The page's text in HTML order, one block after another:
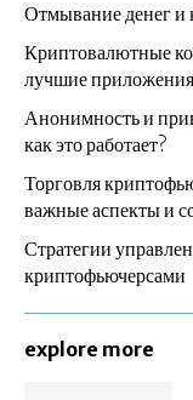
Отмывание денег и
Криптовалютные
лучшие
Анонимность и
как это работает?
Торговля
важные аспекты и
Стратегии
криптофьючерсами
explore more